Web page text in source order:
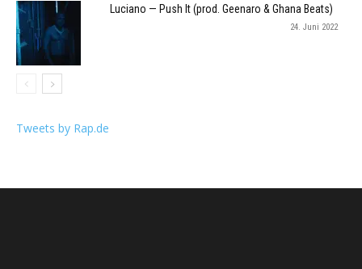
Luciano — Push It (prod. Geenaro & Ghana Beats)
24. Juni 2022
Tweets by Rap.de